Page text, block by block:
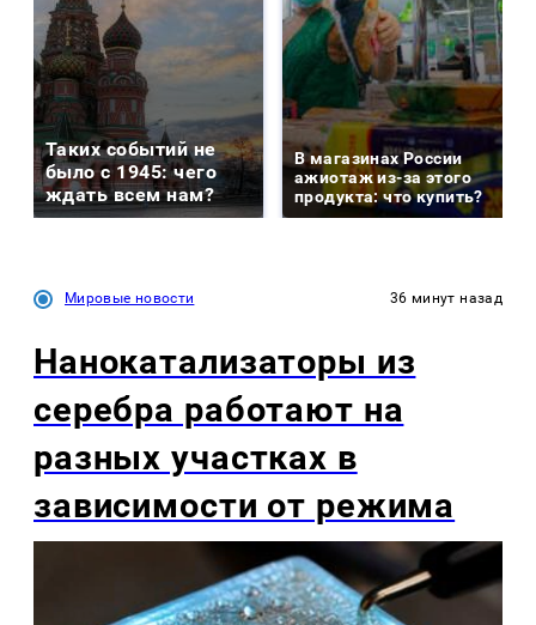
Таких событий не
было с 1945: чего
ждать всем нам?
В магазинах России
ажиотаж из-за этого
продукта: что купить?
Мировые новости 36 минут назад
Нанокатализаторы из
серебра работают на
разных участках в
зависимости от режима